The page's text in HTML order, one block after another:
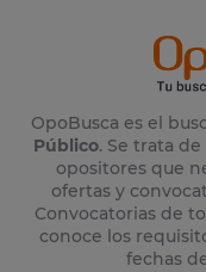
OpoBusca es el
Público. Se trata
opositores que
ofertas y
Convocatorias de
conoce los
fechas